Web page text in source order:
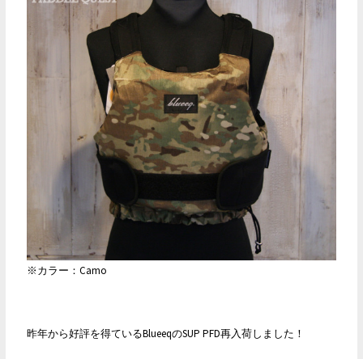
※カラー：Camo
昨年から好評を得ているBlueeqのSUP PFD再入荷しました！